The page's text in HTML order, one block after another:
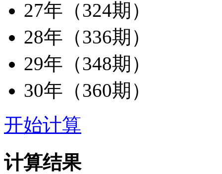
27年（324期）
28年（336期）
29年（348期）
30年（360期）
开始计算
计算结果